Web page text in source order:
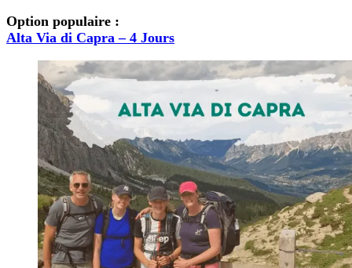
Option populaire :
Alta Via di Capra – 4 Jours